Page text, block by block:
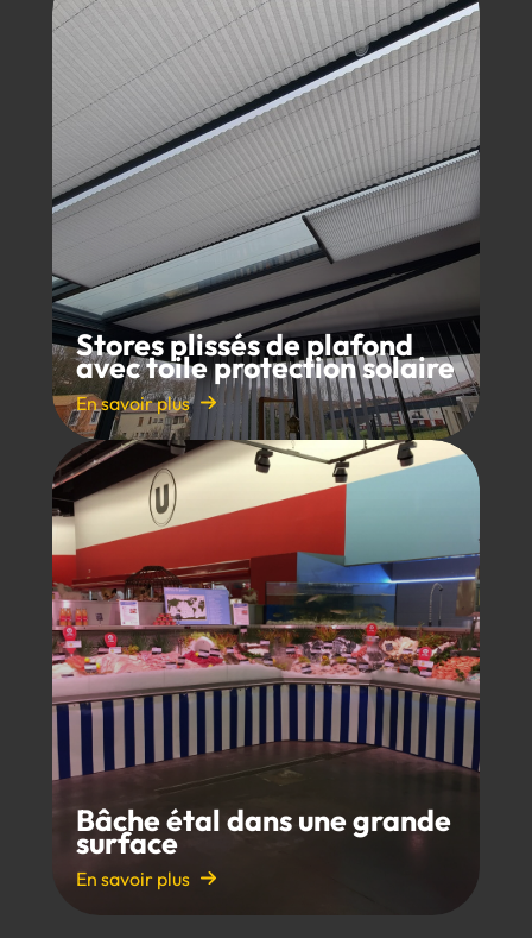
Stores plissés de plafond
avec toile protection solaire
En savoir plus
Bâche étal dans une grande
surface
En savoir plus